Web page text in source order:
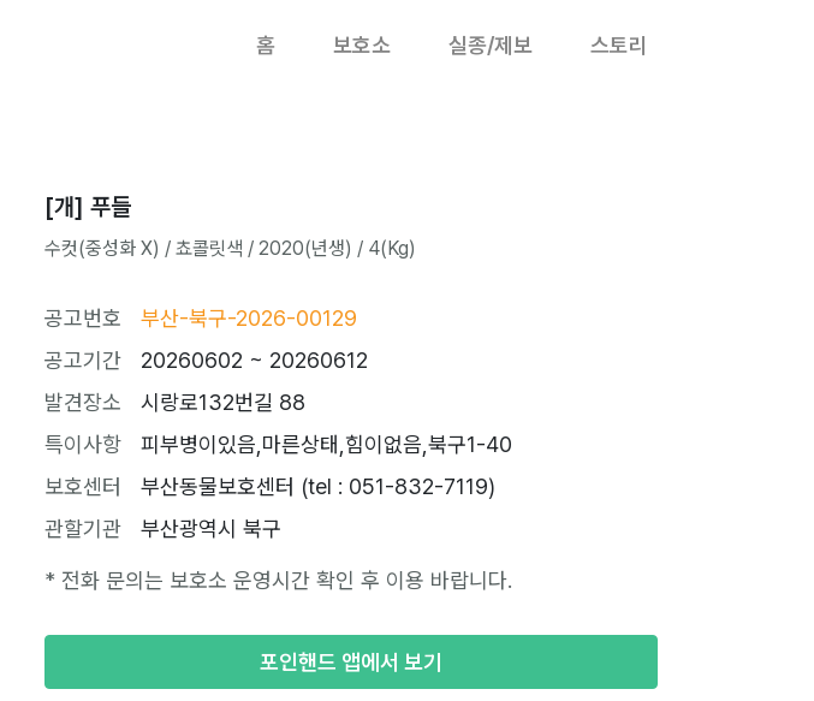
홈 보호소 실종/제보 스토리
[개] 푸들
수컷(중성화 X) / 쵸콜릿색 / 2020(년생) / 4(Kg)
공고번호
부산-북구-2026-00129
공고기간
20260602 ~ 20260612
발견장소
시랑로132번길 88
특이사항
피부병이있음,마른상태,힘이없음,북구1-40
보호센터
부산동물보호센터 (tel : 051-832-7119)
관할기관
부산광역시 북구
* 전화 문의는 보호소 운영시간 확인 후 이용 바랍니다.
포인핸드 앱에서 보기